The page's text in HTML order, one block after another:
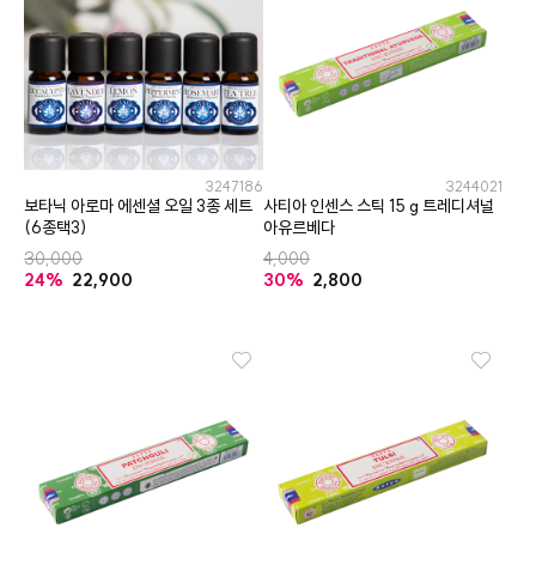
3247186
보타닉 아로마 에센셜 오일 3종 세트
(6종택3)
30,000
24% 22,900
3244021
사티아 인센스 스틱 15 g 트레디셔널
아유르베다
4,000
30% 2,800